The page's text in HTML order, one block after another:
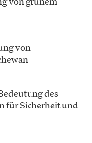
von
des
für Sicherheit und